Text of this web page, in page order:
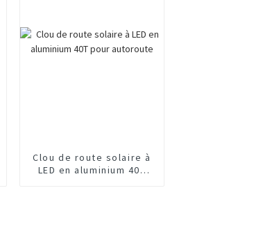
Clou de route solaire à
LED en aluminium 40T